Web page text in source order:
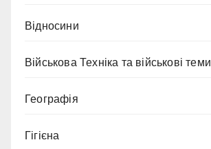
Відносини
Військова Техніка та військові теми
Географія
Гігієна